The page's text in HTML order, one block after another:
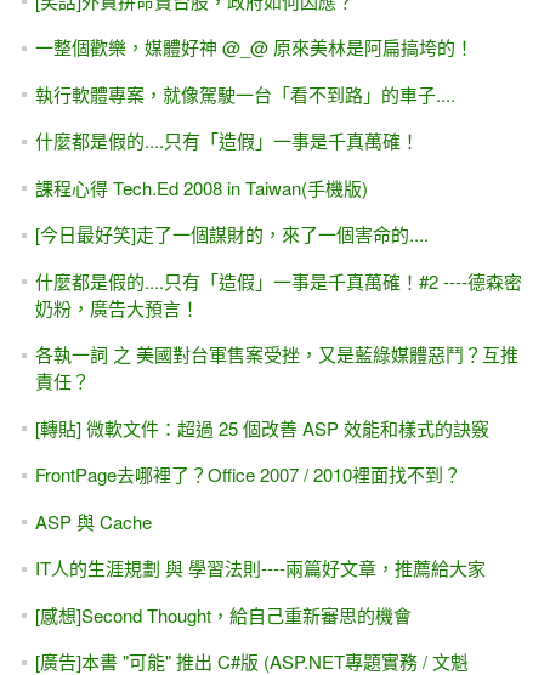
都可使用
[會員登入] 不使用ASP.NET Core Identity 的 Cookie 驗證
(ClaimsIdentity)
[youtube影片]ASP.NET WebForm 第一天的回家作業 (表單輸
入，會員基本資料)
[youtube影片]建置專案時發生錯誤 剖析器錯誤 - VS2019 /
VS2022 + ASP.NET專題實務
ASP.NET -IIS 與 檔案上傳的安全設定
[團購] ASP.NET專題實務 ( 博碩出版 ) - 優惠團購（含運費）
[範例下載]ASP.NET專題實務 / 博碩出版
ASP.NET MVC 線上相簿 (PhotoSharing) - 線上教學課程
ASP.NET (WebForm) 防範 CSRF攻擊
ASP.NET Core與MVC5雙平台 - Repository倉庫 與 Interface
介面